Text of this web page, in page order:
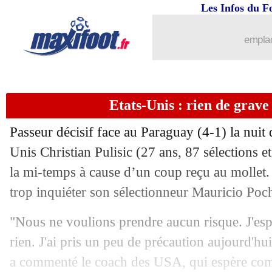
Les Infos du
Etats-Unis : rien de
Passeur décisif face au Paraguay (4-1) la nuit
Unis Christian Pulisic (27 ans, 87 sélections
la mi-temps à cause d’un coup reçu au mollet.
trop inquiéter son sélectionneur Mauricio
"Nous ne voulions prendre aucun risque.
rien. J'ai pris un peu de précaution
a commenté le coach des USA, qui espère
: Yaya Touré nommé coach
13/06 Elche: Anselmi sur le banc (officiel)
: Zidane, une suite logique pour
13/06 CdM: Klopp critique les pauses
13/06 Etats-Unis: Pochettino ne
13/06 : Ndiaye revient sur son échec
13/06 PSG: Arsenal, "WZE" n'en veut pas